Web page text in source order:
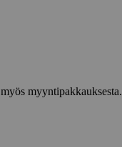
myyntipakkauksesta.